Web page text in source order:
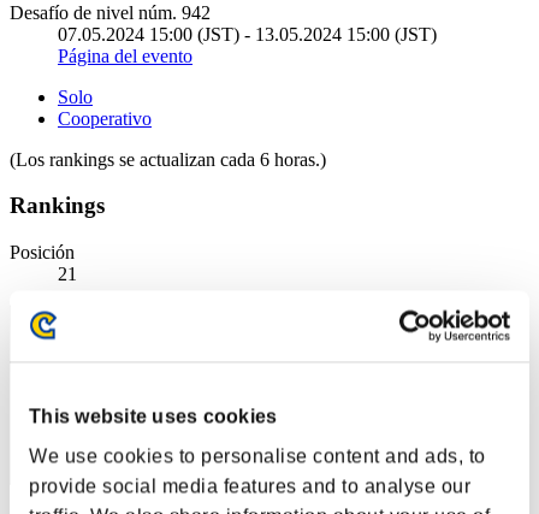
This website uses cookies
We use cookies to personalise content and ads, to
provide social media features and to analyse our
Desafío de nivel núm. 942
07.05.2024 15:00 (JST) - 13.05.2024 15:00 (JST)
Página del evento
Solo
Cooperativo
(Los rankings se actualizan cada 6 horas.)
Rankings
Posición
21